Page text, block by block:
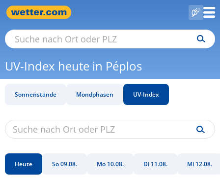
UV-Index heute in Péplos
Sonnenstände Mondphasen UV-Index
Heute So 09.08. Mo 10.08. Di 11.08. Mi 12.08.